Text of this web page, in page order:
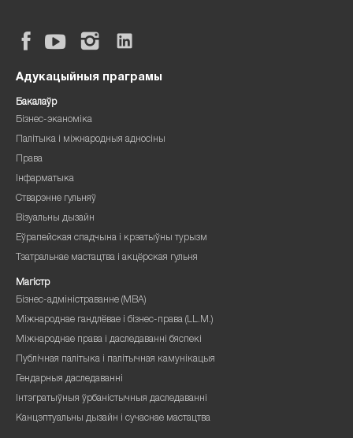
Адукацыйныя праграмы
Бакалаўр
Бізнес-эканоміка
Палітыка і міжнародныя адносіны
Права
Інфарматыка
Стварэнне гульняў
Візуальны дызайн
Еўрапейская спадчына і крэатыўны турызм
Тэатральнае мастацтва і акцёрская гульня
Магістр
Бізнес-адміністраванне (MBA)
Міжнароднае гандлёвае і бізнес-права (LL.M.)
Міжнароднае права і даследаванні бяспекі
Публічная палітыка і палітычная камунікацыя
Гендарныя даследаванні
Інтэгратыўныя ўрбаністычныя даследаванні
Канцэптуальны дызайн і сучаснае мастацтва